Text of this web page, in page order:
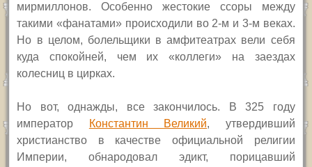
мирмиллонов.Особенно жестокие ссоры между
такими «фанатами» происходили во 2-м и 3-м веках.
Но в целом, болельщики в амфитеатрах вели себя
куда спокойней, чем их «коллеги» на заездах
колесниц в цирках.
Но вот, однажды, все закончилось.
В 325 году
император
Константин Великий, утвердивший
христианство в качестве официальной религии
Империи, обнародовал эдикт, порицавший